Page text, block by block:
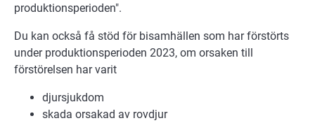
produktionsperioden".
Du kan också få stöd för bisamhällen som har förstörts
under produktionsperioden 2023, om orsaken till
förstörelsen har varit
djursjukdom
skada orsakad av rovdjur